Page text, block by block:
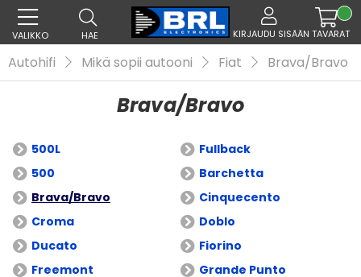
VALIKKO HAE KIRJAUDU SISÄÄN TAVARAT
Autohifi Mikä sopii autooni Fiat Brava/Bravo
Brava/Bravo
500L
Fullback
500
Barchetta
Brava/Bravo
Cinquecento
Croma
Doblo
Ducato
Fiorino
Freemont
Grande Punto